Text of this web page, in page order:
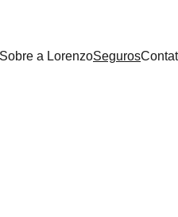
Sobre a LorenzoSeguros